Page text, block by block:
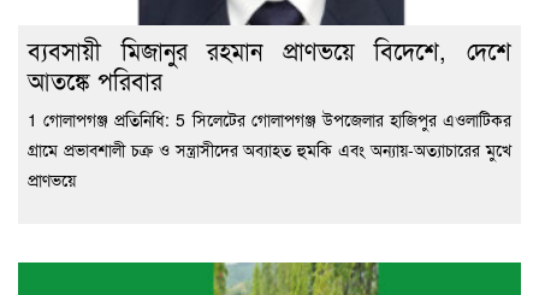
ব্যবসায়ী মিজানুর রহমান প্রাণভয়ে বিদেশে, দেশে
আতঙ্কে পরিবার
1 গোলাপগঞ্জ প্রতিনিধি: 5 সিলেটের গোলাপগঞ্জ উপজেলার হাজিপুর এওলাটিকর
গ্রামে প্রভাবশালী চক্র ও সন্ত্রাসীদের অব্যাহত হুমকি এবং অন্যায়-অত্যাচারের মুখে
প্রাণভয়ে